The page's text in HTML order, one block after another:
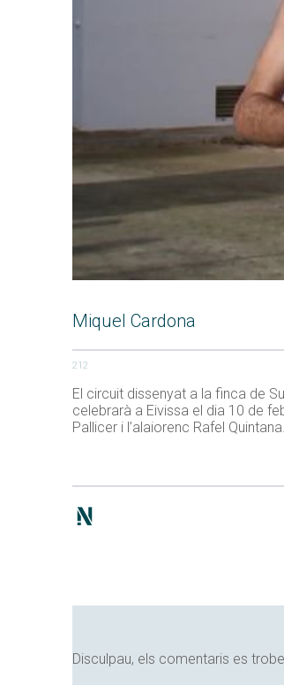
Miquel Cardona
212
El circuit dissenyat a la finca de
celebrarà a Eivissa el dia 10 de
Pallicer i l’alaiorenc Rafel
Disculpau, els comentaris es